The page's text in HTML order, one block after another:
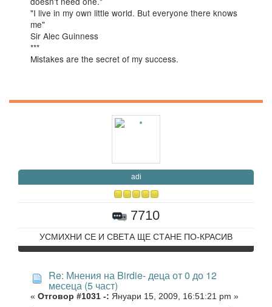
"I live in my own little world. But everyone there knows
me"
Sir Alec Guinness
***
Mistakes are the secret of my success.
adi
7710
УСМИХНИ СЕ И СВЕТА ЩЕ СТАНЕ ПО-КРАСИВ
Re: Мнения на Birdie- деца от 0 до 12
месеца (5 част)
« Отговор #1031 -: Януари 15, 2009, 16:51:21 pm »